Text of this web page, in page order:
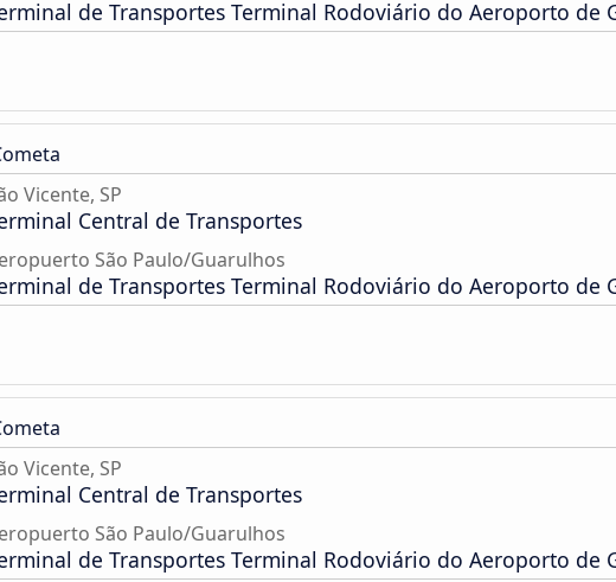
de Transportes Terminal Rodoviário do Aeroporto de
Vicente, SP
Central de Transportes
São Paulo/Guarulhos
de Transportes Terminal Rodoviário do Aeroporto de
Vicente, SP
Central de Transportes
São Paulo/Guarulhos
de Transportes Terminal Rodoviário do Aeroporto de